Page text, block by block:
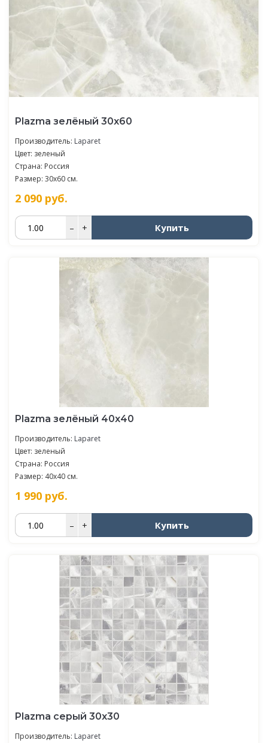
Plazma зелёный 30х60
Производитель: Laparet
Цвет: зеленый
Страна: Россия
Размер: 30x60 см.
2 090 руб.
– + Купить
Plazma зелёный 40х40
Производитель: Laparet
Цвет: зеленый
Страна: Россия
Размер: 40x40 см.
1 990 руб.
– + Купить
Plazma серый 30х30
Производитель: Laparet